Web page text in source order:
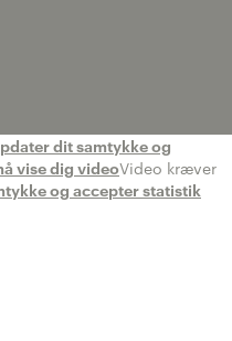
dit samtykke og
vise dig videoVideo kræver
og accepter statistik